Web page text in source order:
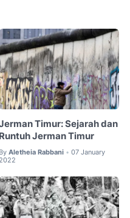
Timur: Sejarah dan
Runtuh Jerman Timur
By Aletheia Rabbani • 07 January
2022